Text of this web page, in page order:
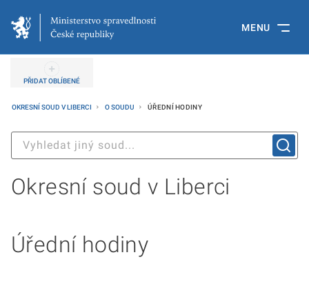
MENU
PŘIDAT OBLÍBENÉ
OKRESNÍ SOUD V LIBERCI O SOUDU ÚŘEDNÍ HODINY
Okresní soud v Liberci
Úřední hodiny